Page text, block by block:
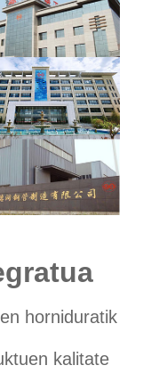
horniduratik
kalitate